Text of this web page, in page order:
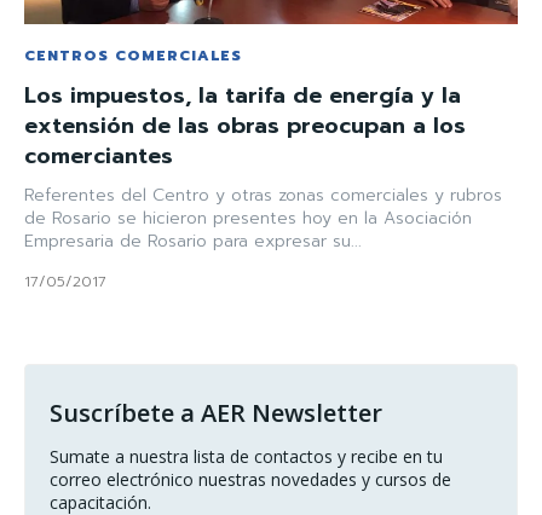
CENTROS COMERCIALES
Los impuestos, la tarifa de energía y la
extensión de las obras preocupan a los
comerciantes
Referentes del Centro y otras zonas comerciales y rubros
de Rosario se hicieron presentes hoy en la Asociación
Empresaria de Rosario para expresar su...
17/05/2017
Suscríbete a AER Newsletter
Sumate a nuestra lista de contactos y recibe en tu
correo electrónico nuestras novedades y cursos de
capacitación.